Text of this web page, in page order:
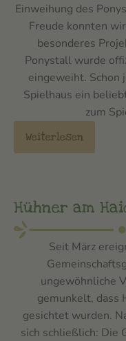
Einweihung des
Freude konnten
besonderes
Ponystall wurde
eingeweiht.
Spielhaus ein
zum
Weiterlesen
Hühner am
Seit März
ungewöhnliche
gemunkelt, dass
gesichtet wurden.
sich schließlich: Die